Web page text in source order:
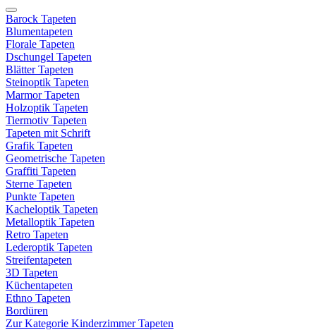
Barock Tapeten
Blumentapeten
Florale Tapeten
Dschungel Tapeten
Blätter Tapeten
Steinoptik Tapeten
Marmor Tapeten
Holzoptik Tapeten
Tiermotiv Tapeten
Tapeten mit Schrift
Grafik Tapeten
Geometrische Tapeten
Graffiti Tapeten
Sterne Tapeten
Punkte Tapeten
Kacheloptik Tapeten
Metalloptik Tapeten
Retro Tapeten
Lederoptik Tapeten
Streifentapeten
3D Tapeten
Küchentapeten
Ethno Tapeten
Bordüren
Zur Kategorie Kinderzimmer Tapeten